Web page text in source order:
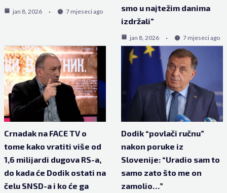
jan 8, 2026 7 mjeseci ago
smo u najtežim danima
izdržali”
jan 8, 2026 7 mjeseci ago
Crnadak na FACE TV o
tome kako vratiti više od
1,6 milijardi dugova RS-a,
do kada će Dodik ostati na
čelu SNSD-a i ko će ga
Dodik “povlači ručnu”
nakon poruke iz
Slovenije: “Uradio sam to
samo zato što me on
zamolio…”